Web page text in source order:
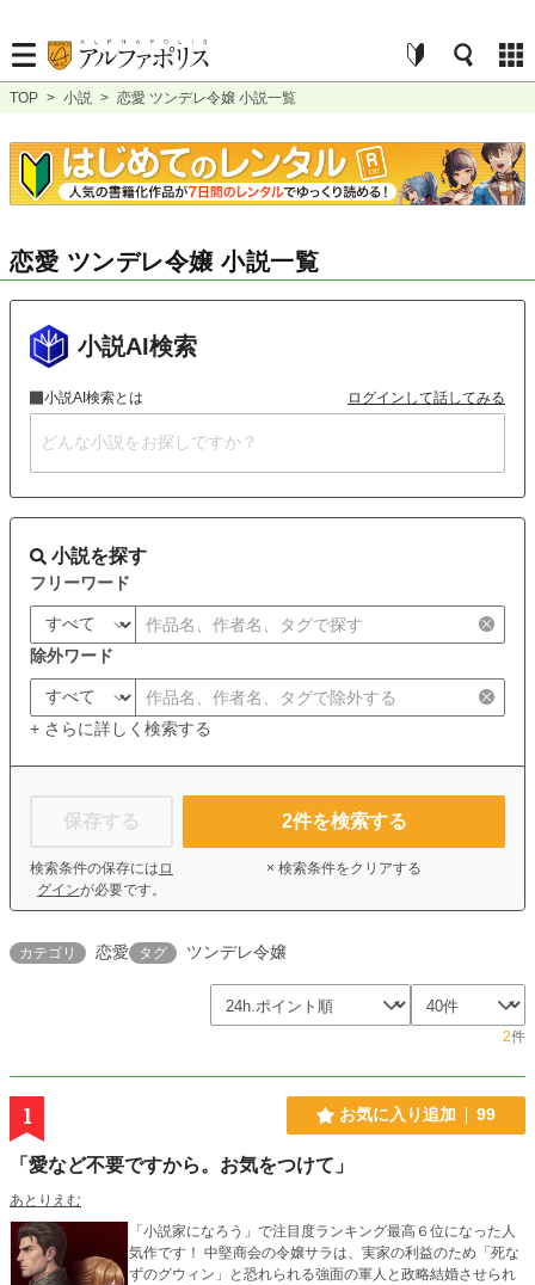
TOP > 小説 > 恋愛 ツンデレ令嬢 小説一覧
恋愛 ツンデレ令嬢 小説一覧
小説AI検索
小説AI検索とは ログインして話してみる
小説を探す
フリーワード
除外ワード
+ さらに詳しく検索する
保存する
検索条件の保存には ロ
グインが必要です。
2件を検索する
× 検索条件をクリアする
カテゴリ 恋愛 タグ ツンデレ令嬢
2件
1 お気に入り追加 99
「愛など不要ですから。お気をつけて」
あとりえむ
「小説家になろう」で注目度ランキング最高６位になった人
気作です！ 中堅商会の令嬢サラは、実家の利益のため「死な
ずのグウィン」と恐れられる強面の軍人と政略結婚させられ